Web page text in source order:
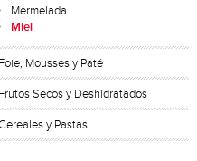
Mermelada
Miel
Foie, Mousses y Paté
Frutos Secos y Deshidratados
y Pastas